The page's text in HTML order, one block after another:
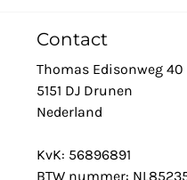
Contact
Thomas Edisonweg 40
5151 DJ Drunen
Nederland
KvK: 56896891
BTW nummer: